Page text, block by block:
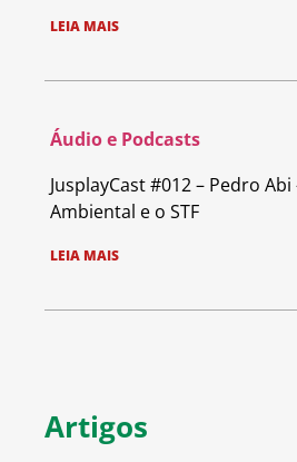
LEIA MAIS
Áudio e Podcasts
JusplayCast #012 – Pedro
Ambiental e o STF
LEIA MAIS
Artigos